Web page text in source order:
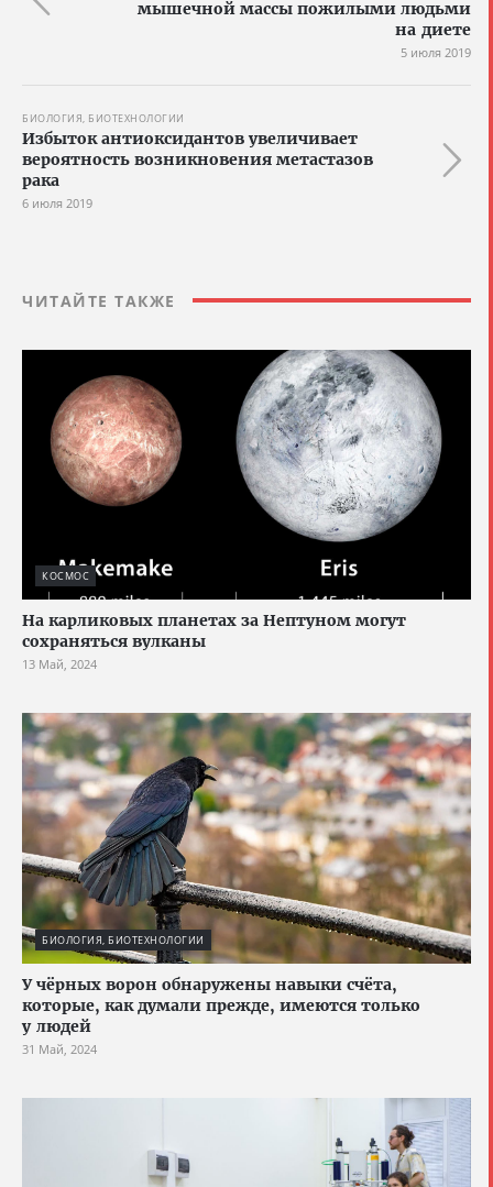
мышечной массы пожилыми людьми
на диете
5 июля 2019
БИОЛОГИЯ, БИОТЕХНОЛОГИИ
Избыток антиоксидантов увеличивает
вероятность возникновения метастазов
рака
6 июля 2019
ЧИТАЙТЕ ТАКЖЕ
КОСМОС
На карликовых планетах за Нептуном могут
сохраняться вулканы
13 Май, 2024
БИОЛОГИЯ, БИОТЕХНОЛОГИИ
У чёрных ворон обнаружены навыки счёта,
которые, как думали прежде, имеются только
у людей
31 Май, 2024